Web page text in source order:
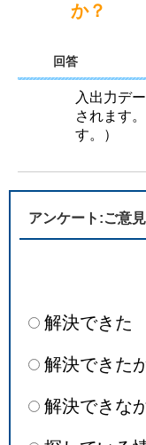
か？
回答
入出力デ
されます
す。）
アンケート:ご意
解決できた
解決できた
解決できな